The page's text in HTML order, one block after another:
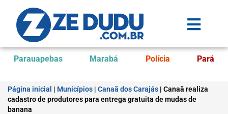
Parauapebas Marabá Polícia Pará
Página inicial | Municípios | Canaã dos Carajás | Canaã realiza
cadastro de produtores para entrega gratuita de mudas de
banana